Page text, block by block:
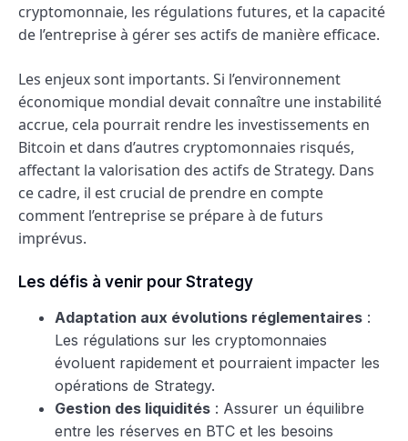
cryptomonnaie, les régulations futures, et la capacité
de l’entreprise à gérer ses actifs de manière efficace.
Les enjeux sont importants. Si l’environnement
économique mondial devait connaître une instabilité
accrue, cela pourrait rendre les investissements en
Bitcoin et dans d’autres cryptomonnaies risqués,
affectant la valorisation des actifs de Strategy. Dans
ce cadre, il est crucial de prendre en compte
comment l’entreprise se prépare à de futurs
imprévus.
Les défis à venir pour Strategy
Adaptation aux évolutions réglementaires :
Les régulations sur les cryptomonnaies
évoluent rapidement et pourraient impacter les
opérations de Strategy.
Gestion des liquidités : Assurer un équilibre
entre les réserves en BTC et les besoins